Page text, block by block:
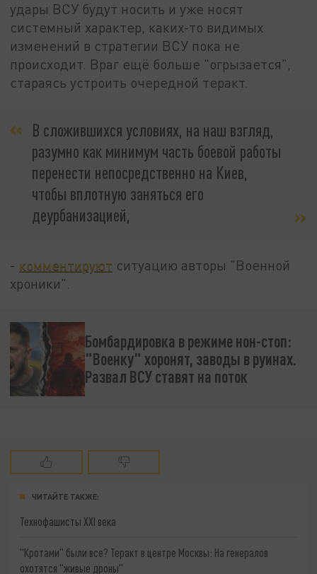
удары ВСУ будут носить и уже носят
системный характер, каких-то видимых
изменений в стратегии ВСУ пока не
происходит. Враг ещё больше "огрызается",
стараясь устроить очередной теракт.
В сложившихся условиях, на наш взгляд,
разумно как минимум часть боевой работы
перенести непосредственно на Киев,
чтобы вплотную заняться его
деурбанизацией,
- комментируют ситуацию авторы "Военной
хроники".
Бомбардировка в режиме нон-стоп:
"Военку" хоронят, заводы в руинах.
Развал ВСУ ставят на поток
ЧИТАЙТЕ ТАКЖЕ:
Технофашисты XXI века
"Кротами" были все? Теракт в центре Москвы: На генералов
охотятся "живые дроны"